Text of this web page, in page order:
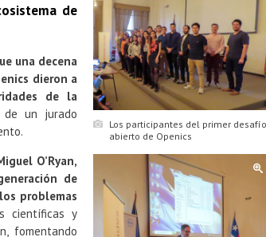
Los participantes del primer desafío
abierto de Openics
de
una decena
dieron a
de la
un jurado
O’Ryan,
de
problemas
científicas y
fomentando